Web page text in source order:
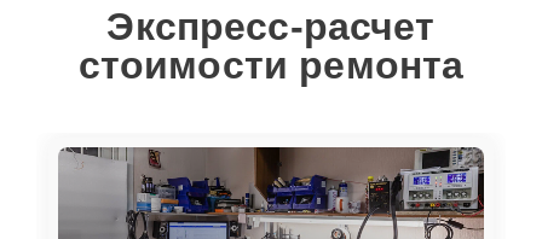
Экспресс-расчет
стоимости ремонта